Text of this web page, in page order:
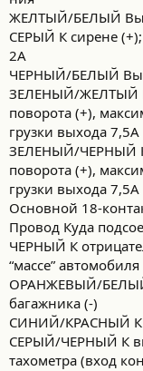
ЖЕЛТЫЙ/БЕЛЫЙ
СЕРЫЙ К сирене
2А
ЧЕРНЫЙ/БЕЛЫЙ
ЗЕЛЕНЫЙ/ЖЕЛТЫЙ К
поворота (+),
грузки выхода 7,5А
ЗЕЛЕНЫЙ/ЧЕРНЫЙ К
поворота (+),
грузки выхода 7,5А
Основной 18-
Провод Куда
ЧЕРНЫЙ К
“массе” автомобиля
ОРАНЖЕВЫЙ/БЕЛЫЙ
багажника (-)
СИНИЙ/КРАСНЫЙ К
СЕРЫЙ/ЧЕРНЫЙ К
тахометра (вход